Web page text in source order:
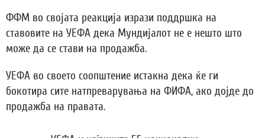
ФФМ во својата реакција изрази поддршка на
ставовите на УЕФА дека Мундијалот не е нешто што
може да се стави на продажба.
УЕФА во своето соопштение истакна дека ќе ги
бокотира сите натпреварувања на ФИФА, ако дојде до
продажба на правата.